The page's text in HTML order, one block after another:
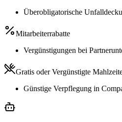
Überobligatorische
Mitarbeiterrabatte
Vergünstigungen bei
Gratis oder Vergünstigte
Günstige Verpflegung in